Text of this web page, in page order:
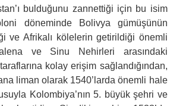
bulduğunu zannettiği için bu isim
döneminde Bolivya gümüşünün
ve Afrikalı kölelerin getirildiği önemli
ve Sinu Nehirleri arasındaki
kolay erişim sağlandığından,
liman olarak 1540’larda önemli hale
Kolombiya’nın 5. büyük şehri ve